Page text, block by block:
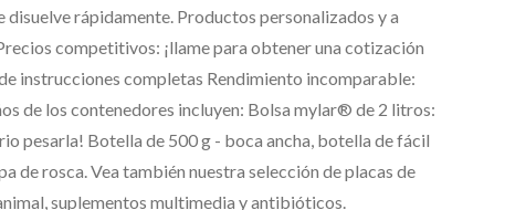
rápidamente. Productos personalizados y a
competitivos: ¡llame para obtener una cotización
instrucciones completas Rendimiento incomparable:
de los contenedores incluyen: Bolsa mylar® de 2 litros:
pesarla! Botella de 500 g - boca ancha, botella de fácil
de rosca. Vea también nuestra selección de placas de
suplementos multimedia y antibióticos.